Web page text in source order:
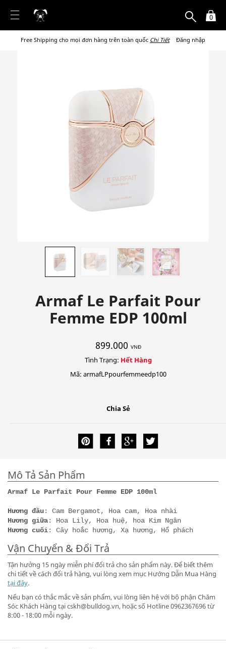
0
Free Shipping cho mọi đơn hàng trên toàn quốc Chi Tiết Đăng nhập
Armaf Le Parfait Pour
Femme EDP 100ml
899.000 VNĐ
Tình Trạng: Hết Hàng
Mã: armafLPpourfemmeedp100
Chia Sẻ
Mô Tả Sản Phẩm
Armaf Le Parfait Pour Femme EDP 100ml
Hương đầu: Cam Bergamot, Hoa cam, Hoa nhài
Hương giữa: Hoa Lily, Hoa huệ, hoa Kim Ngân
Hương cuối: Cây hoắc hương, Xạ hương, Hổ phách
Vận Chuyển & Đổi Trả
Tận hưởng 15 ngày miễn phí đổi trả cho sản phẩm này. Để biết thêm
chi tiết về cách đổi trả hàng, vui lòng xem mục Hướng Dẫn Mua Hàng
tại đây.
Nếu bạn có thắc mắc về sản phẩm, vui lòng liên hệ với bộ phận Chăm
Sóc Khách Hàng tại cskh@bulldog.vn, hoặc số Hotline 0962367696 từ
8:00 - 18:00 mỗi ngày.